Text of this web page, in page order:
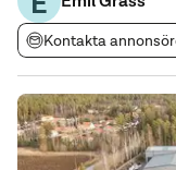
Kontakta